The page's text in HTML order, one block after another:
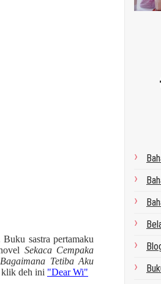
sastra pertamaku
Sekaca Cempaka
Tetiba Aku
klik deh ini "Dear Wi"